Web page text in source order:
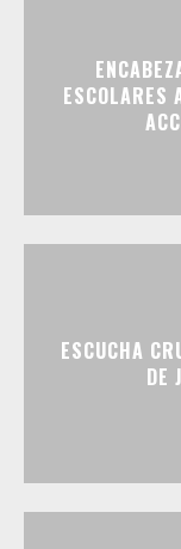
ESCOLARES
ESCUCHA
DE